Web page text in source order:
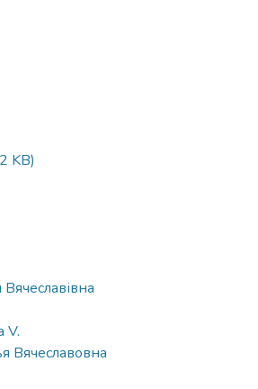
KB)
V.
Вячеславовна